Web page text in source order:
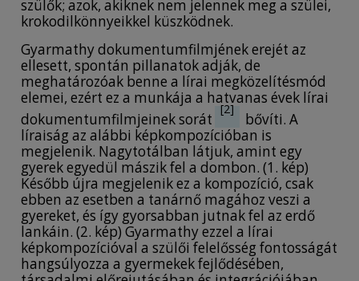
szülők; azok, akiknek nem jelennek meg a szülei,
krokodilkönnyeikkel küszködnek.
Gyarmathy dokumentumfilmjének erejét az
ellesett, spontán pillanatok adják, de
meghatározóak benne a lírai megközelítésmód
elemei, ezért ez a munkája a hatvanas évek lírai
dokumentumfilmjeinek sorát
[2]
bővíti. A
líraiság az alábbi képkompozícióban is
megjelenik. Nagytotálban látjuk, amint egy
gyerek egyedül mászik fel a dombon. (1. kép)
Később újra megjelenik ez a kompozíció, csak
ebben az esetben a tanárnő magához veszi a
gyereket, és így gyorsabban jutnak fel az erdő
lankáin. (2. kép) Gyarmathy ezzel a lírai
képkompozícióval a szülői felelősség fontosságát
hangsúlyozza a gyermekek fejlődésében,